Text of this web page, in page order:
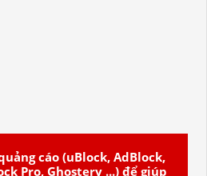
cáo (uBlock, AdBlock,
Pro, Ghostery ...) để giúp